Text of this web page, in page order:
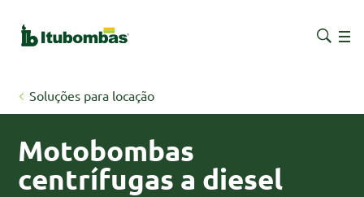
Soluções para locação
Motobombas
centrífugas a diesel